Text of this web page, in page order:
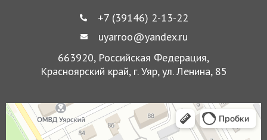
+7 (39146) 2-13-22
uyarroo@yandex.ru
663920, Российская Федерация,
Красноярский край, г. Уяр, ул. Ленина, 85
Уяр
Улица Ленина, 85 — Яндекс Карты